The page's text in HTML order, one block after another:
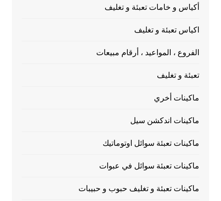
أكياس و خامات تعبئة و تغليف
اكياس تعبئة و تغليف
الفروع ، المواعيد ، أرقام مبيعات
تعبئة و تغليف
ماكينات أخري
ماكينات اندكشن سيل
ماكينات تعبئة سوائل اوتوماتيك
ماكينات تعبئة سوائل في عبوات
ماكينات تعبئة و تغليف حبوب و حبيبات